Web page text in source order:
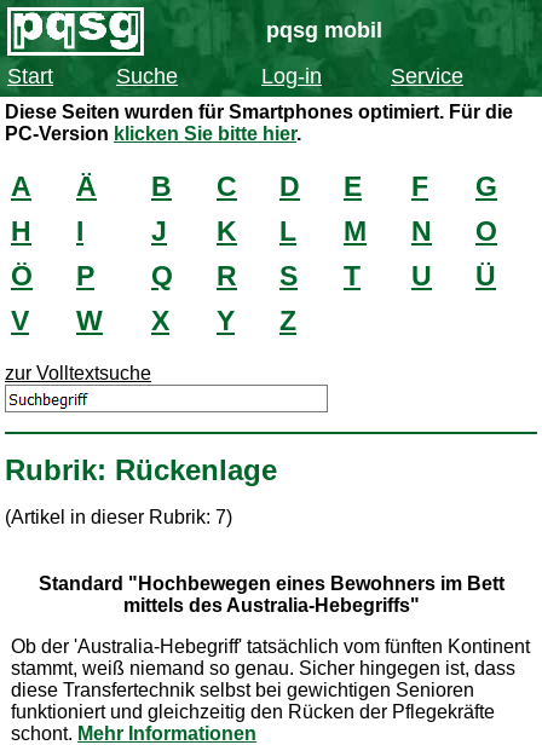
pqsg mobil
Start
Suche Log-in Service
Diese Seiten wurden für Smartphones optimiert. Für die
PC-Version klicken Sie bitte hier.
A Ä B C D E F
G
H
I J K L M N
O
Ö
P Q R S T U
Ü
V
W X Y Z
zur Volltextsuche
Rubrik: Rückenlage
(Artikel in dieser Rubrik: 7)
Standard "Hochbewegen eines Bewohners im Bett
mittels des Australia-Hebegriffs"
Ob der 'Australia-Hebegriff' tatsächlich vom fünften Kontinent
stammt, weiß niemand so genau. Sicher hingegen ist, dass
diese Transfertechnik selbst bei gewichtigen Senioren
funktioniert und gleichzeitig den Rücken der Pflegekräfte
schont. Mehr Informationen